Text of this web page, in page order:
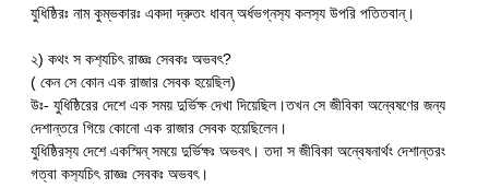
যুধিষ্ঠিরঃ নাম কুম্ভকারঃ একদা দ্রুতং ধাবন্ অর্ধভগ্নস‍্য কলস‍্য উপরি পতিতবান্।
২) কথং স কশ‍্যচিৎ রাজ্ঞঃ সেবকঃ অভবৎ?
( কেন সে কোন এক রাজার সেবক হয়েছিল)
উঃ- যুধিষ্ঠিরের দেশে এক সময় দুর্ভিক্ষ দেখা দিয়েছিল।তখন সে জীবিকা অন্বেষণের জন্য
দেশান্তরে গিয়ে কোনো এক রাজার সেবক হয়েছিলেন।
যুধিষ্ঠিরস‍্য দেশে একস্মিন্ সময়ে দুর্ভিক্ষঃ অভবৎ। তদা স জীবিকা অন্বেষনার্থং দেশান্তরং
গত্বা কস‍্যচিৎ রাজ্ঞঃ সেবকঃ অভবৎ।